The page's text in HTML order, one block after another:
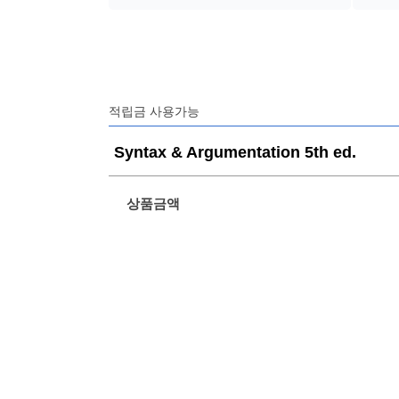
적립금 사용가능
Syntax & Argumentation 5th ed.
상품금액